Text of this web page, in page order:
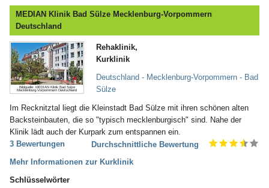
MEDIAN Klinik Bad Sülze Mecklenburg-Vorpommern
Deutschland
Bildquelle: MEDIAN Klinik Bad Sülze
Mecklenburg-Vorpommern Deutschland
Rehaklinik,
Kurklinik
Deutschland - Mecklenburg-Vorpommern - Bad
Sülze
Im Recknitztal liegt die Kleinstadt Bad Sülze mit ihren schönen alten
Backsteinbauten, die so "typisch mecklenburgisch" sind. Nahe der
Klinik lädt auch der Kurpark zum entspannen ein.
3 Bewertungen
Durchschnittliche Bewertung
Mehr Informationen zur Kurklinik
Schlüsselwörter